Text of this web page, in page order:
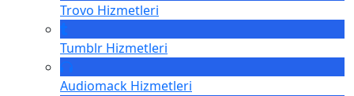
Trovo Hizmetleri
Tumblr Hizmetleri
Audiomack Hizmetleri